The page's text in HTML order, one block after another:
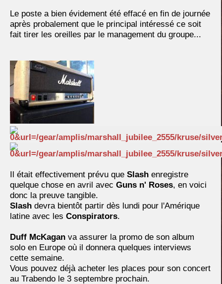
Le poste a bien évidement été effacé en fin de journée
après probalement que le principal intéressé ce soit
fait tirer les oreilles par le management du groupe...
Il était effectivement prévu que Slash enregistre
quelque chose en avril avec Guns n' Roses, en voici
donc la preuve tangible.
Slash devra bientôt partir dès lundi pour l'Amérique
latine avec les Conspirators.
Duff McKagan va assurer la promo de son album
solo en Europe où il donnera quelques interviews
cette semaine.
Vous pouvez déjà acheter les places pour son concert
au Trabendo le 3 septembre prochain.